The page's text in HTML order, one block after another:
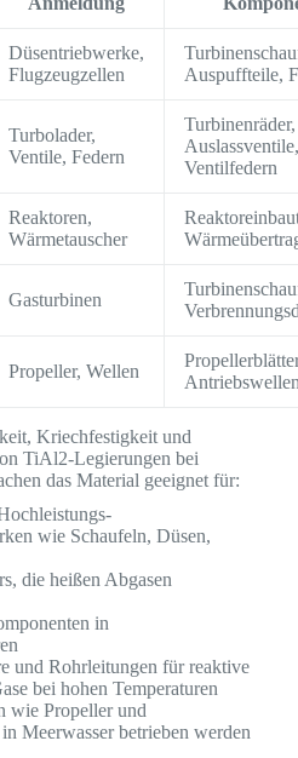
Düsentriebwerke,
Flugzeugzellen
Auspuffteile,
Turbolader,
Ventile, Federn
Turbinenräder,
Auslassventile,
Ventilfedern
Reaktoren,
Wärmetauscher
Gasturbinen
Propeller, Wellen
Kriechfestigkeit und
TiAl2-Legierungen bei
das Material geeignet für:
wie Schaufeln, Düsen,
die heißen Abgasen
in
und Rohrleitungen für reaktive
bei hohen Temperaturen
wie Propeller und
Meerwasser betrieben werden